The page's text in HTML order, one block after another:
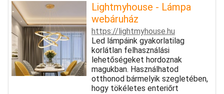
Lightmyhouse - Lámpa
webáruház
https://lightmyhouse.hu
Led lámpáink gyakorlatilag
korlátlan felhasználási
lehetőségeket hordoznak
magukban. Használhatod
otthonod bármelyik szegletében,
hogy tökéletes enteriőrt